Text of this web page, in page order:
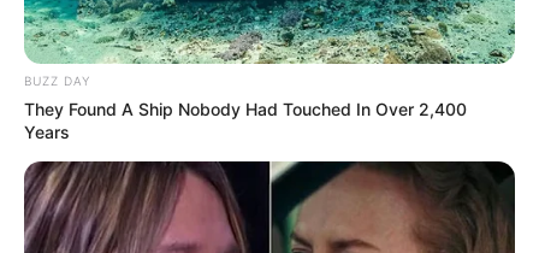
BUZZ DAY
They Found A Ship Nobody Had Touched In Over 2,400
Years